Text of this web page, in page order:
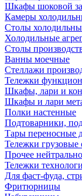
Шкафы шоковой
Камеры
Столы
Холодильные
Столы
Ванны моечные
Стеллажи
Тележки
Шкафы, лари и
Шкафы и лари
Полки настенные
Подтоварники,
Тары переносные
Тележки грузовые
Прочее
Тележки
Для фаст-фуда,
Фритюрницы